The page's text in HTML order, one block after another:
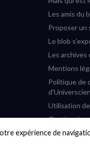
expérience de
Les amis du
Proposer un
Le blob
Les archives
Mentions
Politique de
Utilisation
Gestion des